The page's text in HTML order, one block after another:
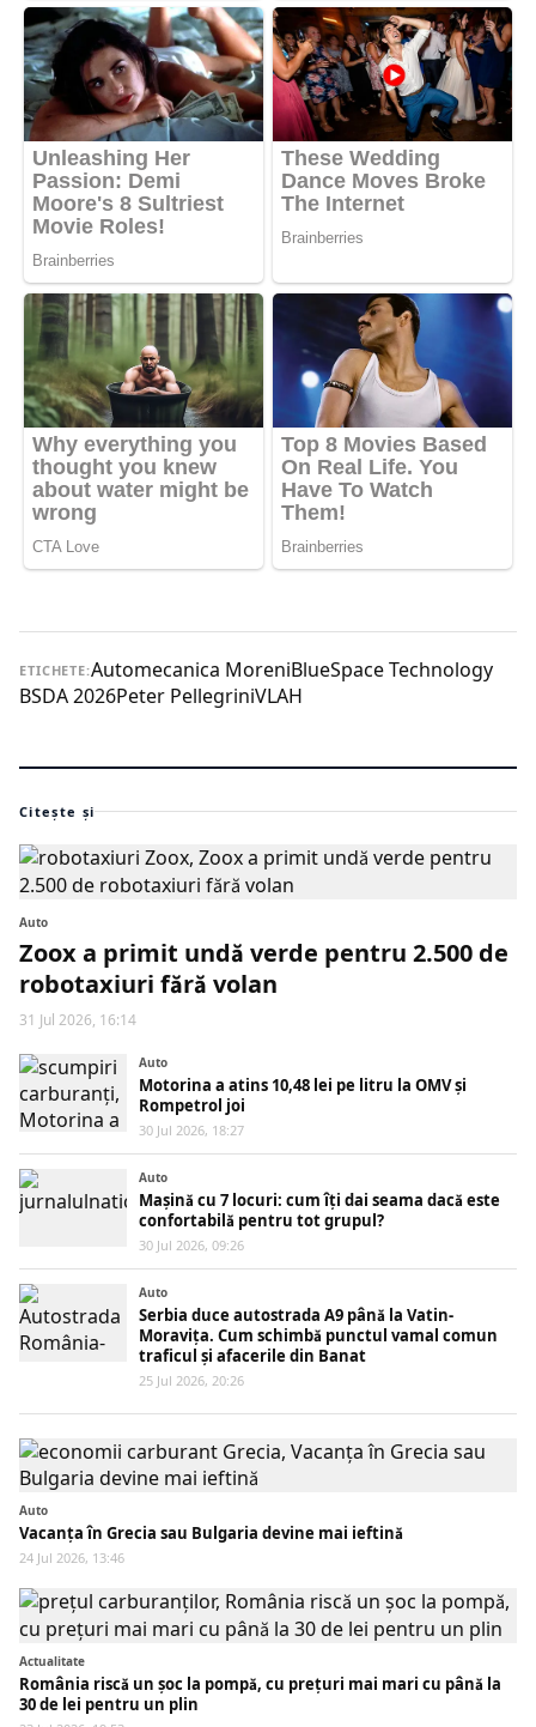
ETICHETE:Automecanica MoreniBlueSpace Technology
BSDA 2026Peter PellegriniVLAH
Citește și
Auto
Zoox a primit undă verde pentru 2.500 de
robotaxiuri fără volan
31 Jul 2026, 16:14
Auto
Motorina a atins 10,48 lei pe litru la OMV și
Rompetrol joi
30 Jul 2026, 18:27
Auto
Mașină cu 7 locuri: cum îți dai seama dacă este
confortabilă pentru tot grupul?
30 Jul 2026, 09:26
Auto
Serbia duce autostrada A9 până la Vatin-
Moravița. Cum schimbă punctul vamal comun
traficul și afacerile din Banat
25 Jul 2026, 20:26
Auto
Vacanța în Grecia sau Bulgaria devine mai ieftină
24 Jul 2026, 13:46
Actualitate
România riscă un șoc la pompă, cu prețuri mai mari cu până la
30 de lei pentru un plin